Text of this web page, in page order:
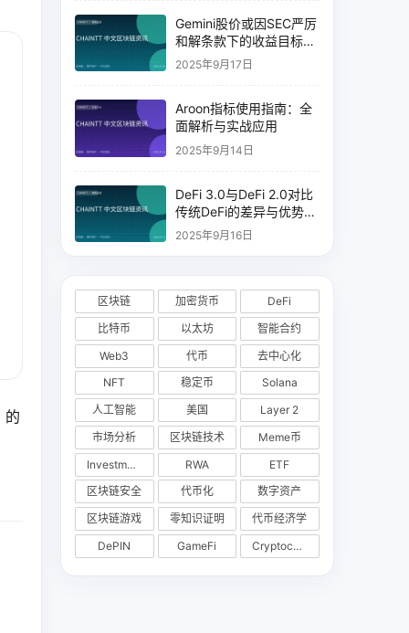
的
Gemini股价或因SEC严厉
和解条款下的收益目标破
灭而下跌
2025年9月17日
Aroon指标使用指南：全
面解析与实战应用
2025年9月14日
DeFi 3.0与DeFi 2.0对比
传统DeFi的差异与优势分
析
2025年9月16日
区块链 加密货币
DeFi
比特币
以太坊
智能合约
Web3
代币
去中心化
NFT
稳定币
Solana
人工智能
美国
Layer 2
市场分析
区块链技术
Meme币
Investments
RWA
ETF
区块链安全
代币化
数字资产
区块链游戏
零知识证明
代币经济学
DePIN
GameFi Cryptocurrency Exchange